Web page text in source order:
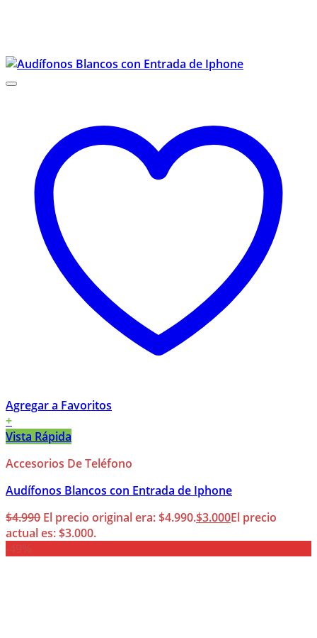
Agregar a Favoritos
+
Vista Rápida
Accesorios De Teléfono
Audífonos Blancos con Entrada de Iphone
$4.990 El precio original era: $4.990.$3.000El precio
actual es: $3.000.